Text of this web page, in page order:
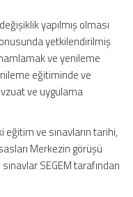
yapılmış olması
yetkilendirilmiş
ve yenileme
eğitiminde ve
ve uygulama
eğitim ve sınavların tarihi,
Merkezin görüşü
SEGEM tarafından